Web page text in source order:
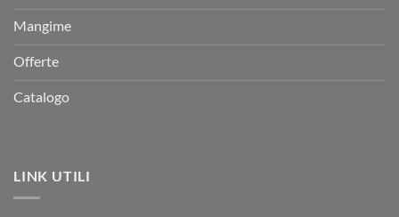
Mangime
Offerte
Catalogo
LINK UTILI